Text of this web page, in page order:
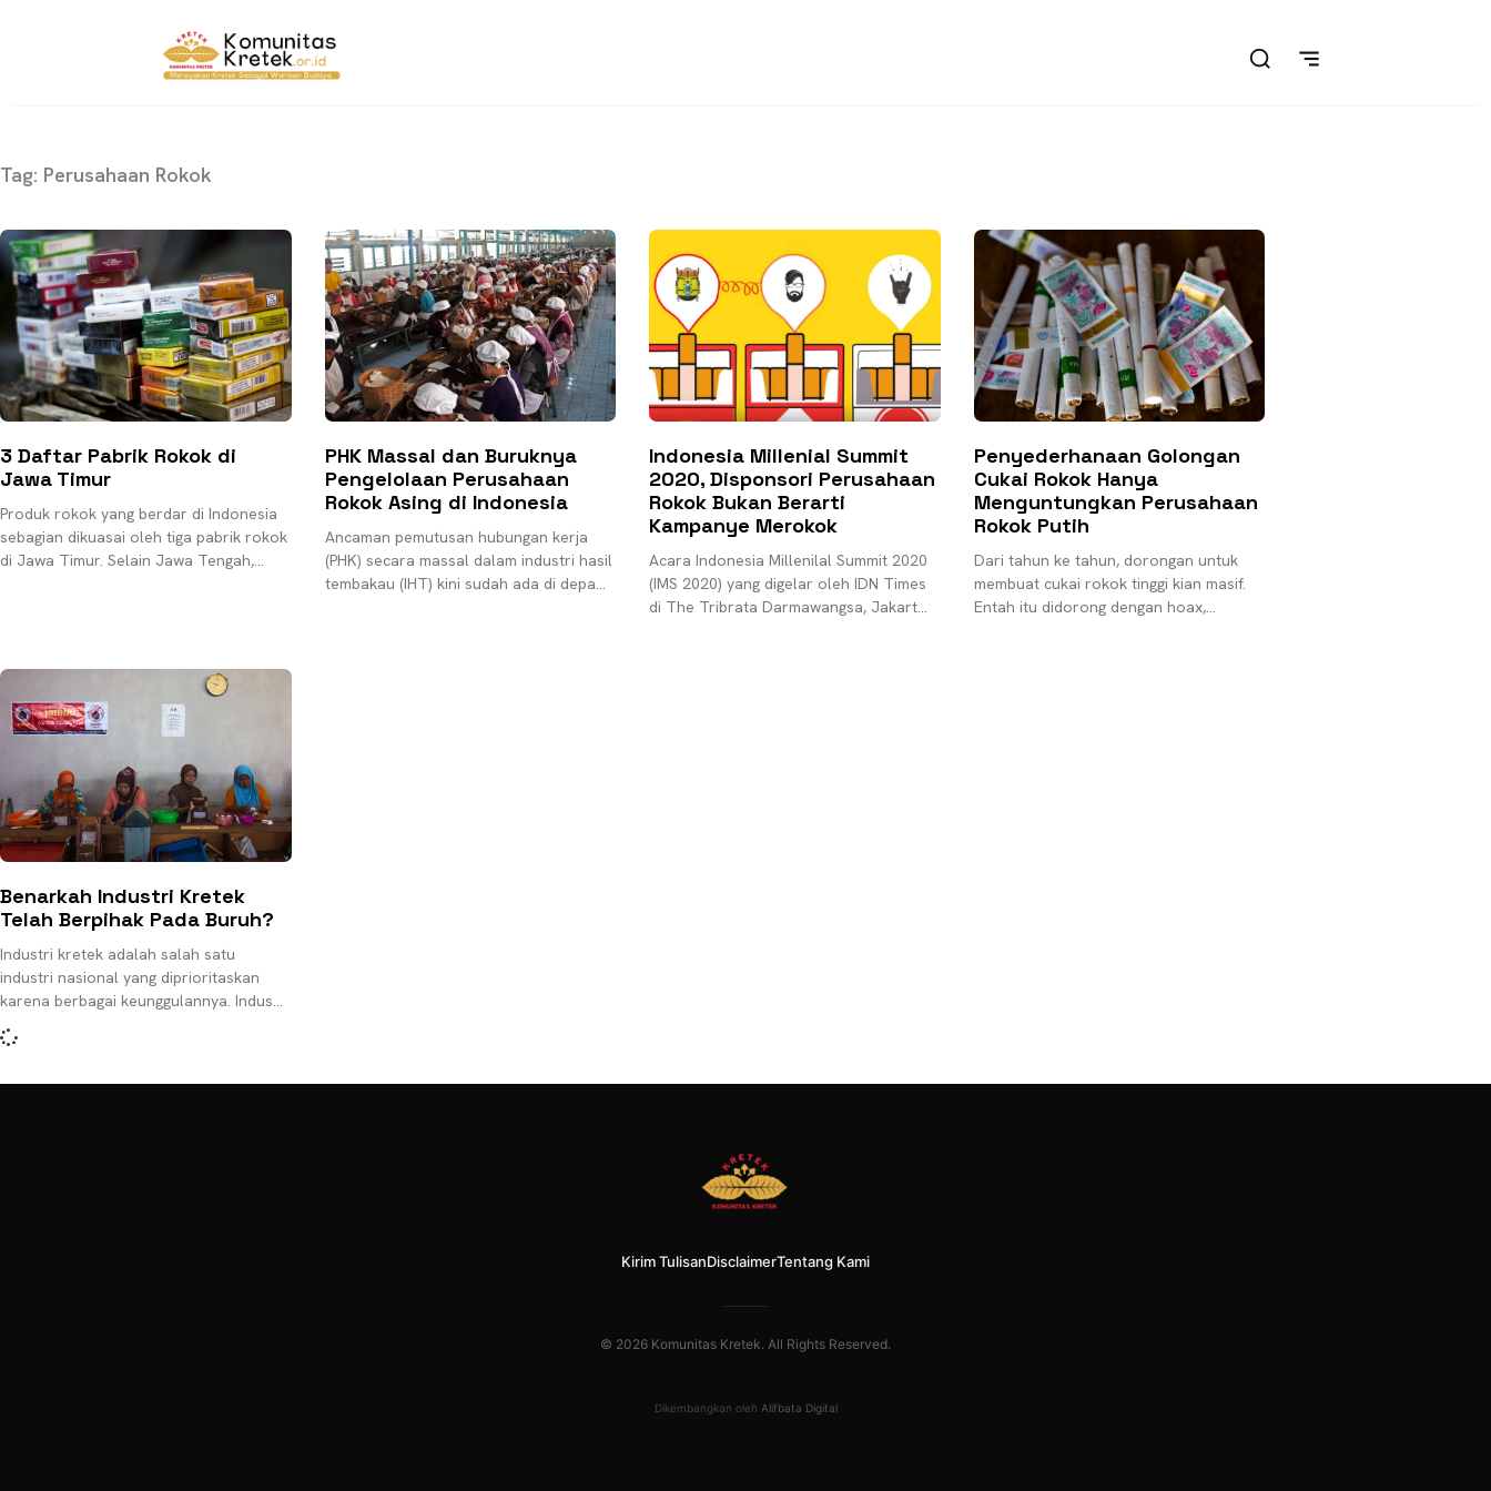
Tag: Perusahaan Rokok
3 Daftar Pabrik Rokok di
Jawa Timur
Produk rokok yang berdar di Indonesia
sebagian dikuasai oleh tiga pabrik rokok
di Jawa Timur. Selain Jawa Tengah,
PHK Massal dan Buruknya
Pengelolaan Perusahaan
Rokok Asing di Indonesia
Ancaman pemutusan hubungan kerja
(PHK) secara massal dalam industri hasil
tembakau (IHT) kini sudah ada di depan
Indonesia Millenial Summit
2020, Disponsori Perusahaan
Rokok Bukan Berarti
Kampanye Merokok
Acara Indonesia Millenilal Summit 2020
(IMS 2020) yang digelar oleh IDN Times
di The Tribrata Darmawangsa, Jakarta
Penyederhanaan Golongan
Cukai Rokok Hanya
Menguntungkan Perusahaan
Rokok Putih
Dari tahun ke tahun, dorongan untuk
membuat cukai rokok tinggi kian masif.
Entah itu didorong dengan hoax,
Benarkah Industri Kretek
Telah Berpihak Pada Buruh?
Industri kretek adalah salah satu
industri nasional yang diprioritaskan
karena berbagai keunggulannya. Industri
pemasukan yang besar kepada negara.
Kirim TulisanDisclaimerTentang Kami
© 2026 Komunitas Kretek. All Rights Reserved.
Dikembangkan oleh Alifbata Digital